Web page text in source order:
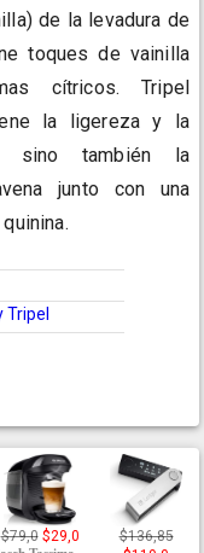
de la levadura de
toques de vainilla
cítricos. Tripel
la ligereza y la
sino también la
junto con una
Tripel
$79,0 $29,0
$136,85